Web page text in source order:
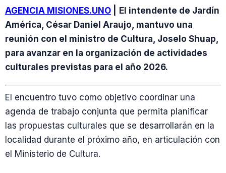
AGENCIA MISIONES.UNO
El intendente de Jardín
América, César Daniel Araujo, mantuvo una
reunión con el ministro de Cultura, Joselo Shuap,
para avanzar en la organización de actividades
culturales previstas para el año 2026.
El encuentro tuvo como objetivo coordinar una
agenda de trabajo conjunta que permita planificar
las propuestas culturales que se desarrollarán en la
localidad durante el próximo año, en articulación con
el Ministerio de Cultura.